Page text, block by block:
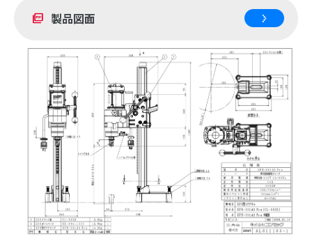
picture_as_pdf 製品図面